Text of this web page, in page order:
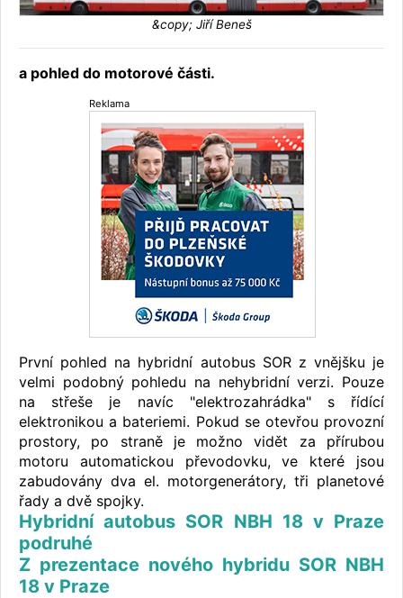
&copy; Jiří Beneš
a pohled do motorové části.
Reklama
První pohled na hybridní autobus SOR z vnějšku je
velmi podobný pohledu na nehybridní verzi. Pouze
na střeše je navíc "elektrozahrádka" s řídící
elektronikou a bateriemi. Pokud se otevřou provozní
prostory, po straně je možno vidět za přírubou
motoru automatickou převodovku, ve které jsou
zabudovány dva el. motorgenerátory, tři planetové
řady a dvě spojky.
Hybridní autobus SOR NBH 18 v Praze
podruhé
Z prezentace nového hybridu SOR NBH
18 v Praze